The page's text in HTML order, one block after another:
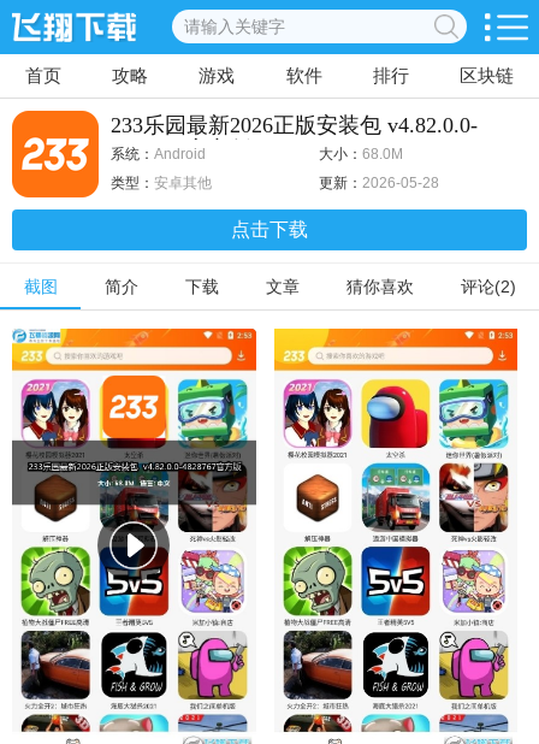
首页 攻略 游戏 软件 排行 区块链
233乐园最新2026正版安装包 v4.82.0.0-
4828767官方版
系统： Android 大小： 68.0M
类型： 安卓其他 更新： 2026-05-28
点击下载
截图 简介 下载 文章 猜你喜欢 评论(2)